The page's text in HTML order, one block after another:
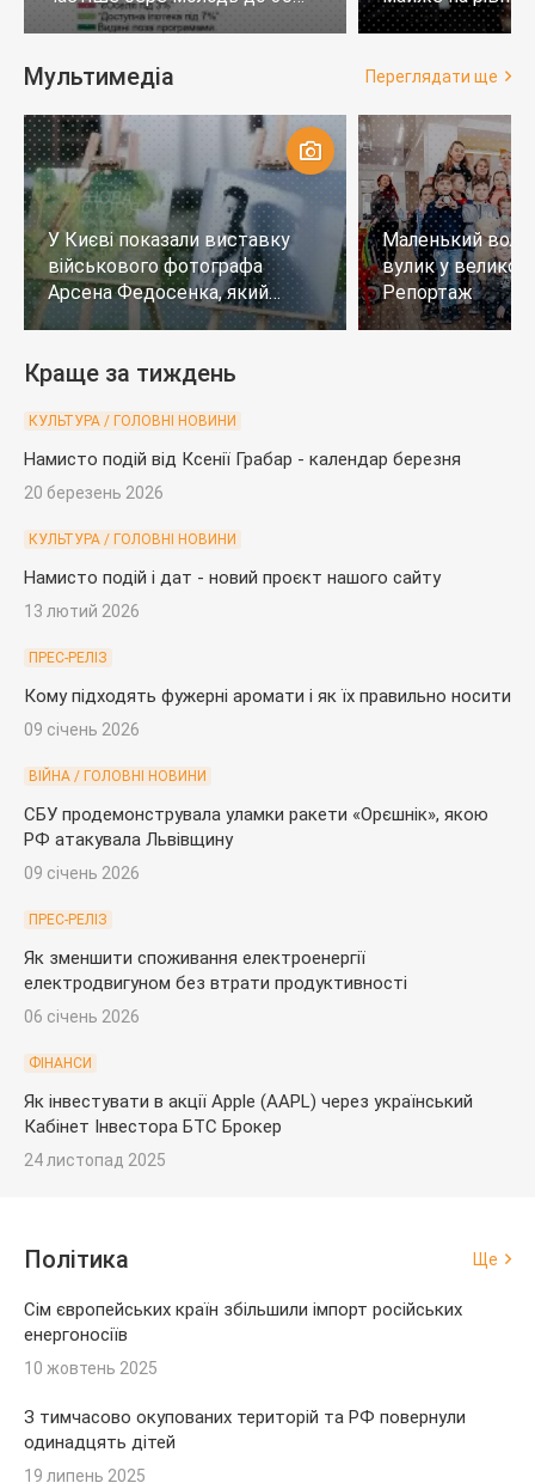
років
тих, хто не
Мультимедіа Переглядати ще
У Києві показали виставку
військового фотографа
Арсена Федосенка, який
загинув на війні
Маленький
вулик у
Репортаж
Краще за тиждень
КУЛЬТУРА / ГОЛОВНІ НОВИНИ
Намисто подій від Ксенії Грабар - календар березня
20 березень 2026
КУЛЬТУРА / ГОЛОВНІ НОВИНИ
Намисто подій і дат - новий проєкт нашого сайту
13 лютий 2026
ПРЕС-РЕЛІЗ
Кому підходять фужерні аромати і як їх правильно носити
09 січень 2026
ВІЙНА / ГОЛОВНІ НОВИНИ
СБУ продемонструвала уламки ракети «Орєшнік», якою
РФ атакувала Львівщину
09 січень 2026
ПРЕС-РЕЛІЗ
Як зменшити споживання електроенергії
електродвигуном без втрати продуктивності
06 січень 2026
ФІНАНСИ
Як інвестувати в акції Apple (AAPL) через український
Кабінет Інвестора БТС Брокер
24 листопад 2025
Політика Ще
Сім європейських країн збільшили імпорт російських
енергоносіїв
10 жовтень 2025
З тимчасово окупованих територій та РФ повернули
одинадцять дітей
19 липень 2025